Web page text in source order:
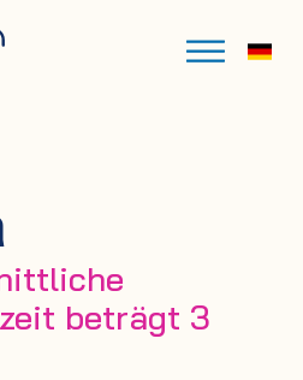
beträgt 3